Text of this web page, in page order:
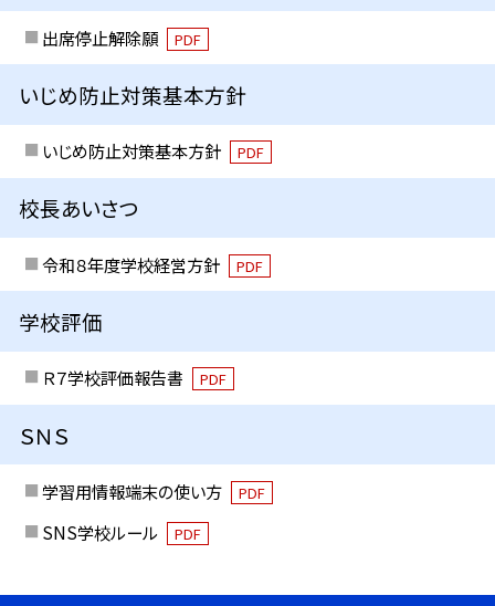
出席停止解除願 PDF
いじめ防止対策基本方針
いじめ防止対策基本方針 PDF
校長あいさつ
令和８年度学校経営方針 PDF
学校評価
Ｒ７学校評価報告書 PDF
ＳＮＳ
学習用情報端末の使い方 PDF
SNS学校ルール PDF